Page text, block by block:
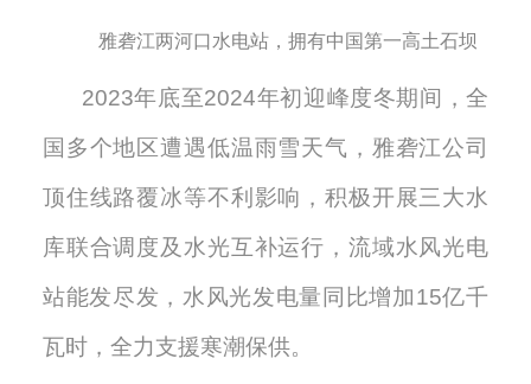
雅砻江两河口水电站，拥有中国第一高土石坝
2023年底至2024年初迎峰度冬期间，全
国多个地区遭遇低温雨雪天气，雅砻江公司
顶住线路覆冰等不利影响，积极开展三大水
库联合调度及水光互补运行，流域水风光电
站能发尽发，水风光发电量同比增加15亿千
瓦时，全力支援寒潮保供。